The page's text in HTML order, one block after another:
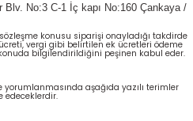
Blv. No:3 C-1 İç kapı No:160 Çankaya /
konusu siparişi onayladığı takdirde
vergi gibi belirtilen ek ücretleri ödeme
bilgilendirildiğini peşinen kabul eder.
aşağıda yazılı terimler
edeceklerdir.